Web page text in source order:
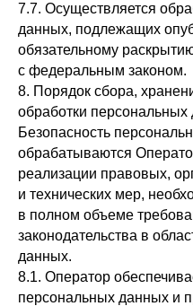
7.7. Осуществляется
данных, подлежащих
обязательному
с федеральным законом.
8. Порядок сбора,
обработки
Безопасность
обрабатываются
реализации правовых,
и технических мер,
в полном объеме
законодательства в
данных.
8.1. Оператор
персональных данных и